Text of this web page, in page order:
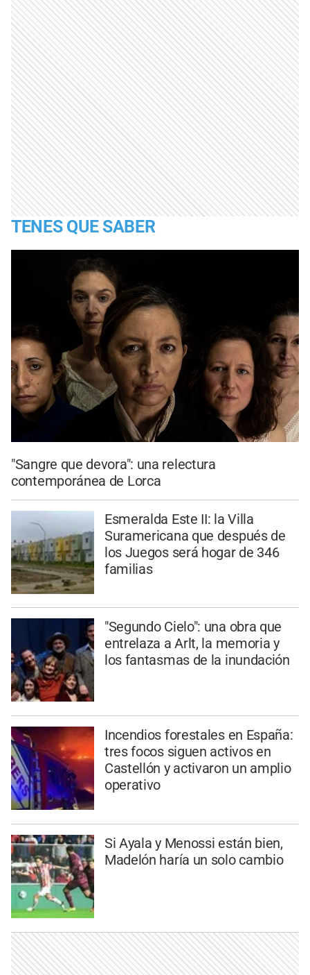
TENES QUE SABER
"Sangre que devora": una relectura
contemporánea de Lorca
Esmeralda Este II: la Villa
Suramericana que después de
los Juegos será hogar de 346
familias
"Segundo Cielo": una obra que
entrelaza a Arlt, la memoria y
los fantasmas de la inundación
Incendios forestales en España:
tres focos siguen activos en
Castellón y activaron un amplio
operativo
Si Ayala y Menossi están bien,
Madelón haría un solo cambio